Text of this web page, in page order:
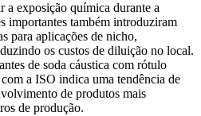
a exposição química durante a
importantes também introduziram
para aplicações de nicho,
os custos de diluição no local.
de soda cáustica com rótulo
a ISO indica uma tendência de
de produtos mais
de produção.